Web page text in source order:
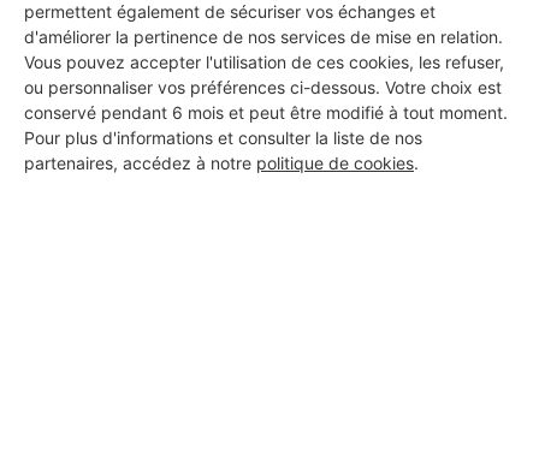
permettent également de sécuriser vos échanges et
d'améliorer la pertinence de nos services de mise en relation.
Vous pouvez accepter l'utilisation de ces cookies, les refuser,
ou personnaliser vos préférences ci-dessous. Votre choix est
conservé pendant 6 mois et peut être modifié à tout moment.
Pour plus d'informations et consulter la liste de nos
partenaires, accédez à notre politique de cookies.